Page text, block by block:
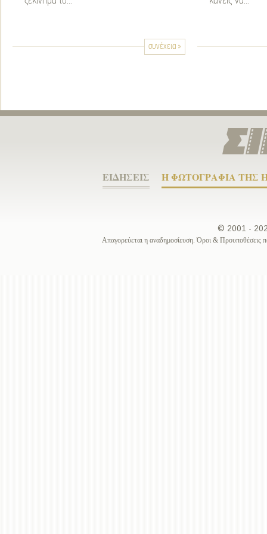
συνέχεια »
ΕΙΔΗΣΕΙΣ Η ΦΩΤΟΓΡΑΦΙΑ ΤΗΣ
© 2001 -
Απαγορεύεται η αναδημοσίευση. Όροι & Προυποθέσεις